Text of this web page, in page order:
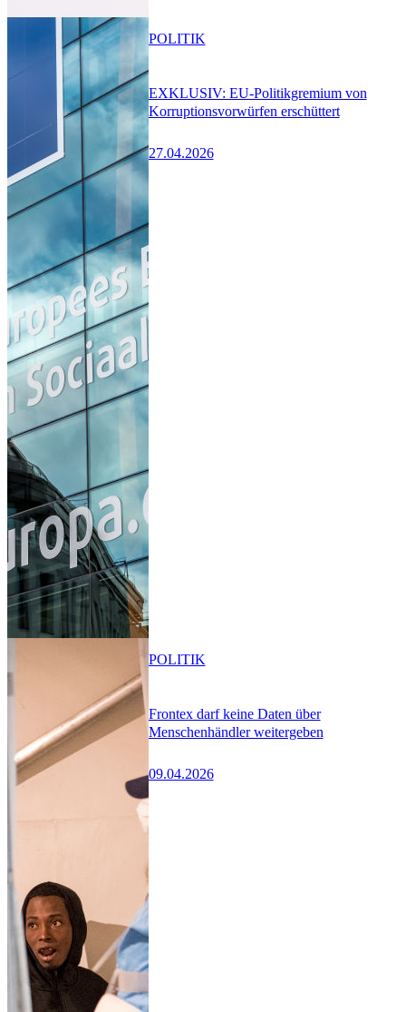
EXKLUSIV: EU-Politikgremium von
Korruptionsvorwürfen erschüttert
27.04.2026
POLITIK
Frontex darf keine Daten über
Menschenhändler weitergeben
09.04.2026
POLITIK